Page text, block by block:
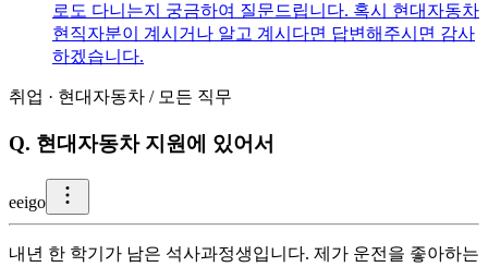
로도 다니는지 궁금하여 질문드립니다. 혹시 현대자동차
현직자분이 계시거나 알고 계시다면 답변해주시면 감사
하겠습니다.
취업 · 현대자동차 / 모든 직무
Q. 현대자동차 지원에 있어서
eeigo
내년 한 학기가 남은 석사과정생입니다. 제가 운전을 좋아하는